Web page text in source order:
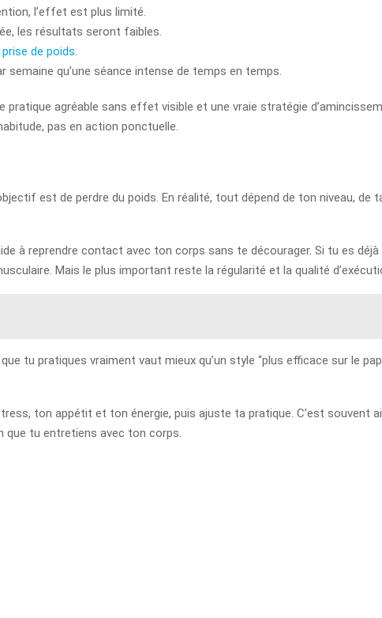
l’effet est plus limité.
les résultats seront faibles.
prise de poids
qu’une séance intense de temps en temps.
agréable sans effet visible et une vraie stratégie
pas en action ponctuelle.
est de perdre du poids. En réalité, tout dépend de ton niveau, de
à reprendre contact avec ton corps sans te décourager. Si tu es déjà
Mais le plus important reste la régularité et la qualité
tu pratiques vraiment vaut mieux qu’un style “plus efficace sur le
ton appétit et ton énergie, puis ajuste ta pratique. C’est souvent
que tu entretiens avec ton corps.